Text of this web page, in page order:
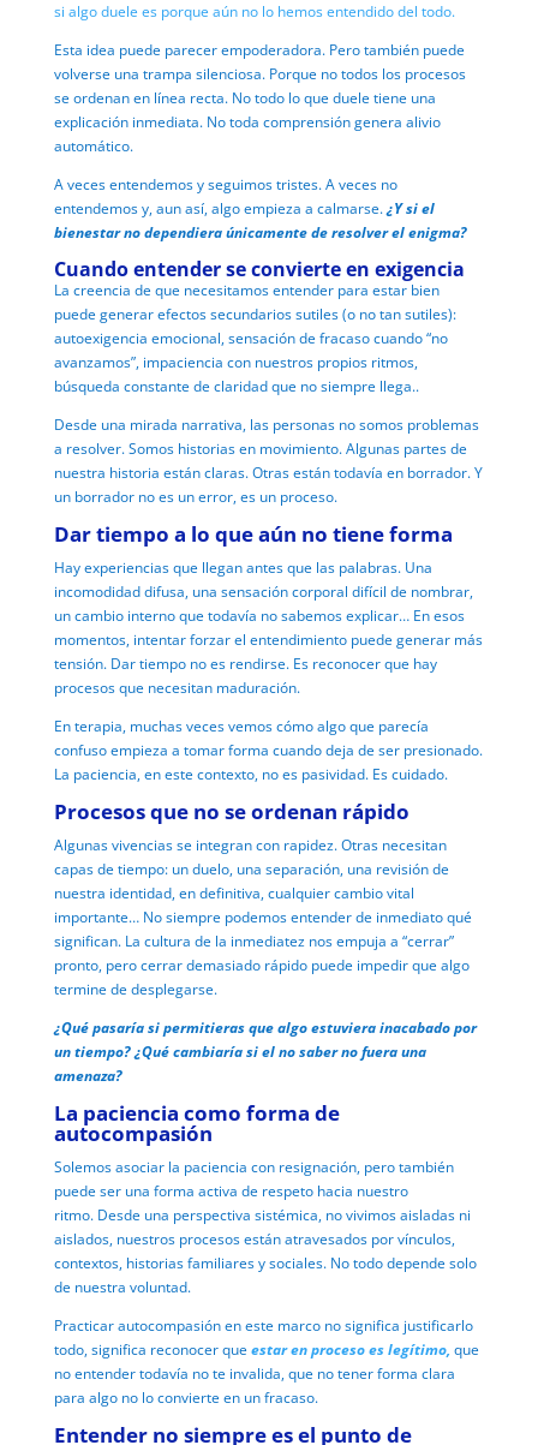
si algo duele es porque aún no lo hemos entendido del todo.
Esta idea puede parecer empoderadora. Pero también puede
volverse una trampa silenciosa. Porque no todos los procesos
se ordenan en línea recta. No todo lo que duele tiene una
explicación inmediata. No toda comprensión genera alivio
automático.
A veces entendemos y seguimos tristes.A veces no
entendemos y, aun así, algo empieza a calmarse.¿Y si el
bienestar no dependiera únicamente de resolver el enigma?
Cuando entender se convierte en exigencia
La creencia de que necesitamos entender para estar bien
puede generar efectos secundarios sutiles (o no tan sutiles):
autoexigencia emocional, sensación de fracaso cuando “no
avanzamos”, impaciencia con nuestros propios ritmos,
búsqueda constante de claridad que no siempre llega..
Desde una mirada narrativa, las personas no somos problemas
a resolver.Somos historias en movimiento.Algunas partes de
nuestra historia están claras.Otras están todavía en borrador.Y
un borrador no es un error, es un proceso.
Dar tiempo a lo que aún no tiene forma
Hay experiencias que llegan antes que las palabras. Una
incomodidad difusa, una sensación corporal difícil de nombrar,
un cambio interno que todavía no sabemos explicar… En esos
momentos, intentar forzar el entendimiento puede generar más
tensión. Dar tiempo no es rendirse. Es reconocer que hay
procesos que necesitan maduración.
En terapia, muchas veces vemos cómo algo que parecía
confuso empieza a tomar forma cuando deja de ser presionado.
La paciencia, en este contexto, no es pasividad. Es cuidado.
Procesos que no se ordenan rápido
Algunas vivencias se integran con rapidez.Otras necesitan
capas de tiempo: un duelo, una separación, una revisión de
nuestra identidad, en definitiva, cualquier cambio vital
importante… No siempre podemos entender de inmediato qué
significan. La cultura de la inmediatez nos empuja a “cerrar”
pronto, pero cerrar demasiado rápido puede impedir que algo
termine de desplegarse.
¿Qué pasaría si permitieras que algo estuviera inacabado por
un tiempo? ¿Qué cambiaría si el no saber no fuera una
amenaza?
La paciencia como forma de
autocompasión
Solemos asociar la paciencia con resignación, pero también
puede ser una forma activa de respeto hacia nuestro
ritmo. Desde una perspectiva sistémica, no vivimos aisladas ni
aislados, nuestros procesos están atravesados por vínculos,
contextos, historias familiares y sociales. No todo depende solo
de nuestra voluntad.
Practicar autocompasión en este marco no significa justificarlo
todo, significa reconocer que estar en proceso es legítimo, que
no entender todavía no te invalida, que no tener forma clara
para algo no lo convierte en un fracaso.
Entender no siempre es el punto de